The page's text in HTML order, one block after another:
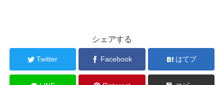
シェアする
Twitter Facebook はてブ